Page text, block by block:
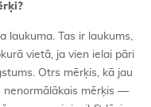
laukuma. Tas ir laukums,
vietā, ja vien ielai pāri
Otrs mērķis, kā jau
nenormālākais mērķis —